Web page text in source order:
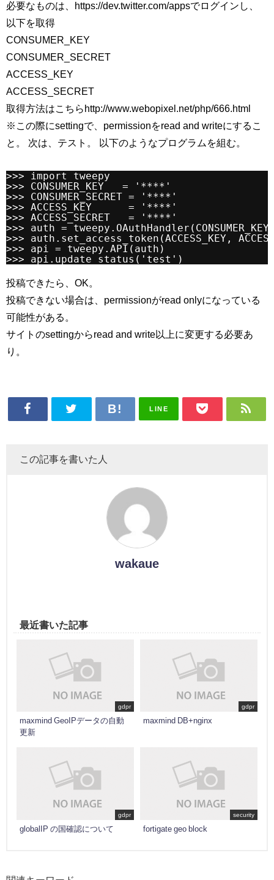
必要なものは、https://dev.twitter.com/appsでログインし、
以下を取得
CONSUMER_KEY
CONSUMER_SECRET
ACCESS_KEY
ACCESS_SECRET
取得方法はこちらhttp://www.webopixel.net/php/666.html
※この際にsettingで、permissionをread and writeにするこ
と。 次は、テスト。 以下のようなプログラムを組む。
>>> import tweepy
>>> CONSUMER_KEY   = '****'
>>> CONSUMER_SECRET = '****'
>>> ACCESS_KEY      = '****'
>>> ACCESS_SECRET   = '****'
>>> auth = tweepy.OAuthHandler(CONSUMER_KEY,
>>> auth.set_access_token(ACCESS_KEY,
>>> api = tweepy.API(auth)
>>> api.update_status('test')
投稿できたら、OK。
投稿できない場合は、permissionがread onlyになっている
可能性がある。
サイトのsettingからread and write以上に変更する必要あ
り。
LINE
この記事を書いた人
wakaue
最近書いた記事
gdpr
maxmind GeoIPデータの自動
更新
gdpr
maxmind DB+nginx
gdpr
globalIP の国確認について
security
fortigate geo block